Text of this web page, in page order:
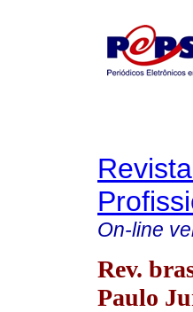
On-line
Rev.
Paulo